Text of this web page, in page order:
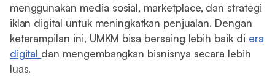
menggunakan media sosial, marketplace, dan strategi
iklan digital untuk meningkatkan penjualan. Dengan
keterampilan ini, UMKM bisa bersaing lebih baik di era
digital dan mengembangkan bisnisnya secara lebih
luas.